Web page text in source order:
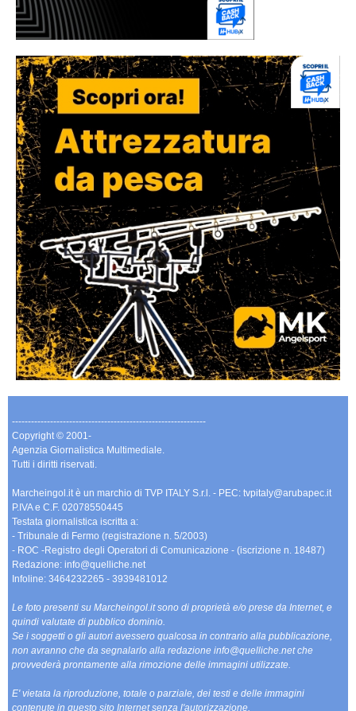
-------------------------------------------------------------
Copyright © 2001-
Agenzia Giornalistica Multimediale.
Tutti i diritti riservati.
Marcheingol.it è un marchio di TVP ITALY S.r.l. - PEC: tvpitaly@arubapec.it
P.IVA e C.F. 02078550445
Testata giornalistica iscritta a:
- Tribunale di Fermo (registrazione n. 5/2003)
- ROC -Registro degli Operatori di Comunicazione - (iscrizione n. 18487)
Redazione: info@quelliche.net
Infoline: 3464232265 - 3939481012
Le foto presenti su Marcheingol.it sono di proprietà e/o prese da Internet, e
quindi valutate di pubblico dominio.
Se i soggetti o gli autori avessero qualcosa in contrario alla pubblicazione,
non avranno che da segnalarlo alla redazione info@quelliche.net che
provvederà prontamente alla rimozione delle immagini utilizzate.
E' vietata la riproduzione, totale o parziale, dei testi e delle immagini
contenute in questo sito Internet senza l'autorizzazione.